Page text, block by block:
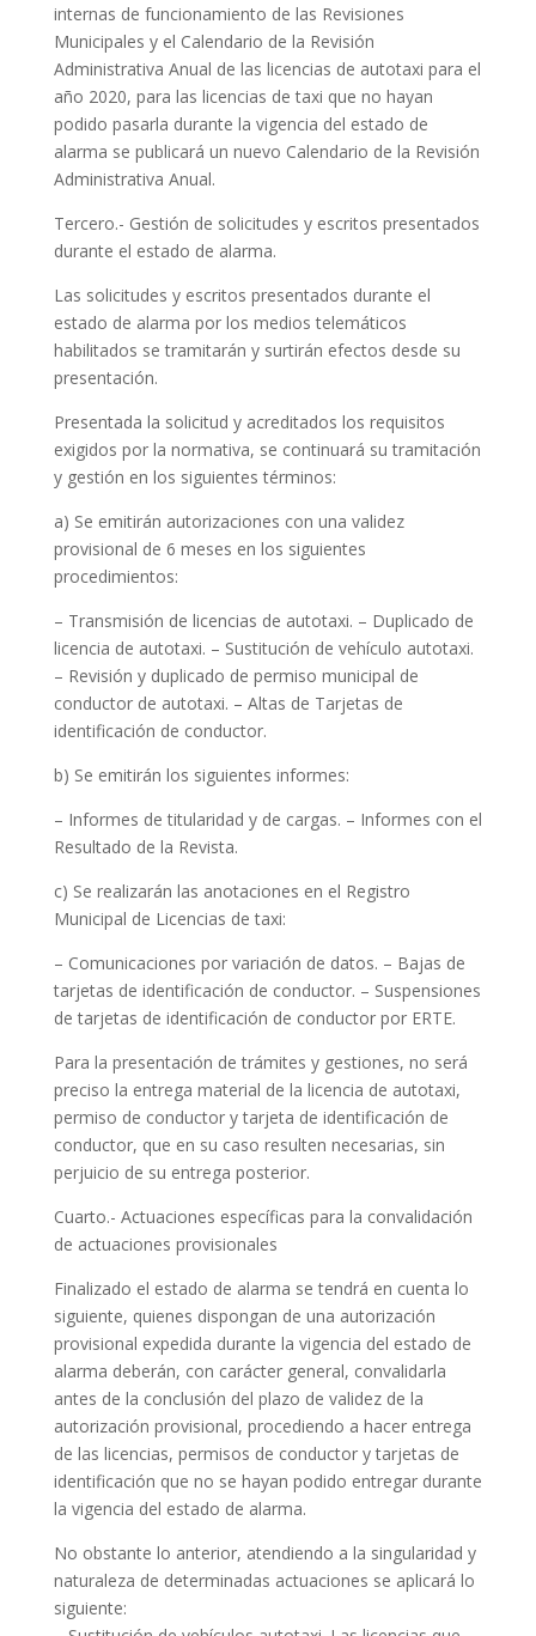
internas de funcionamiento de las Revisiones
Municipales y el Calendario de la Revisión
Administrativa Anual de las licencias de autotaxi para el
año 2020, para las licencias de taxi que no hayan
podido pasarla durante la vigencia del estado de
alarma se publicará un nuevo Calendario de la Revisión
Administrativa Anual.
Tercero.- Gestión de solicitudes y escritos presentados
durante el estado de alarma.
Las solicitudes y escritos presentados durante el
estado de alarma por los medios telemáticos
habilitados se tramitarán y surtirán efectos desde su
presentación.
Presentada la solicitud y acreditados los requisitos
exigidos por la normativa, se continuará su tramitación
y gestión en los siguientes términos:
a) Se emitirán autorizaciones con una validez
provisional de 6 meses en los siguientes
procedimientos:
– Transmisión de licencias de autotaxi. – Duplicado de
licencia de autotaxi. – Sustitución de vehículo autotaxi.
– Revisión y duplicado de permiso municipal de
conductor de autotaxi. – Altas de Tarjetas de
identificación de conductor.
b) Se emitirán los siguientes informes:
– Informes de titularidad y de cargas. – Informes con el
Resultado de la Revista.
c) Se realizarán las anotaciones en el Registro
Municipal de Licencias de taxi:
– Comunicaciones por variación de datos. – Bajas de
tarjetas de identificación de conductor. – Suspensiones
de tarjetas de identificación de conductor por ERTE.
Para la presentación de trámites y gestiones, no será
preciso la entrega material de la licencia de autotaxi,
permiso de conductor y tarjeta de identificación de
conductor, que en su caso resulten necesarias, sin
perjuicio de su entrega posterior.
Cuarto.- Actuaciones específicas para la convalidación
de actuaciones provisionales
Finalizado el estado de alarma se tendrá en cuenta lo
siguiente, quienes dispongan de una autorización
provisional expedida durante la vigencia del estado de
alarma deberán, con carácter general, convalidarla
antes de la conclusión del plazo de validez de la
autorización provisional, procediendo a hacer entrega
de las licencias, permisos de conductor y tarjetas de
identificación que no se hayan podido entregar durante
la vigencia del estado de alarma.
No obstante lo anterior, atendiendo a la singularidad y
naturaleza de determinadas actuaciones se aplicará lo
siguiente: